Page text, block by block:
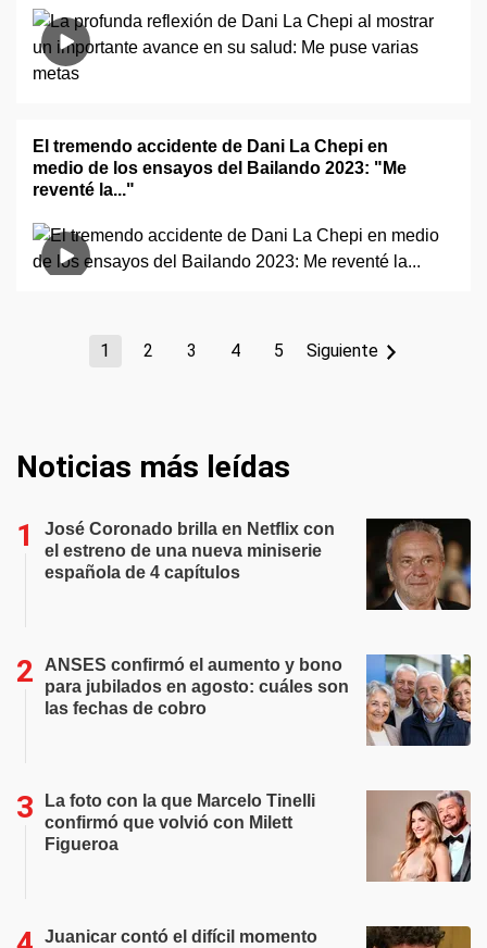
El tremendo accidente de Dani La Chepi en
medio de los ensayos del Bailando 2023: "Me
reventé la..."
1 2 3 4 5 Siguiente
Noticias más leídas
José Coronado brilla en Netflix con
el estreno de una nueva miniserie
española de 4 capítulos
ANSES confirmó el aumento y bono
para jubilados en agosto: cuáles son
las fechas de cobro
La foto con la que Marcelo Tinelli
confirmó que volvió con Milett
Figueroa
Juanicar contó el difícil momento